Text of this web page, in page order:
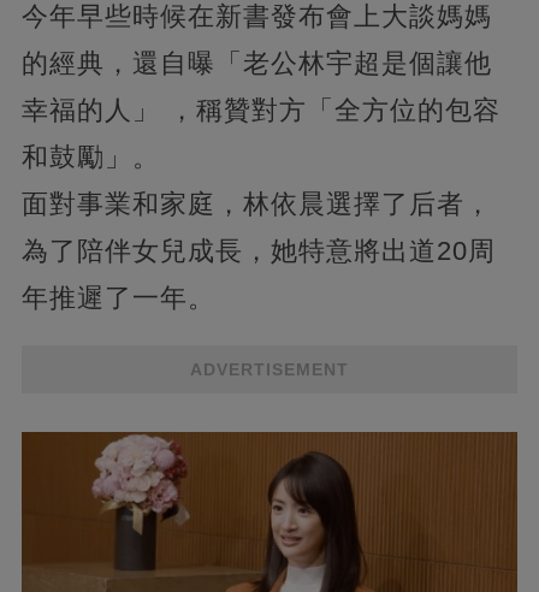
今年早些時候在新書發布會上大談媽媽
的經典，還自曝「老公林宇超是個讓他
幸福的人」 ，稱贊對方「全方位的包容
和鼓勵」。
面對事業和家庭，林依晨選擇了后者，
為了陪伴女兒成長，她特意將出道20周
年推遲了一年。
ADVERTISEMENT